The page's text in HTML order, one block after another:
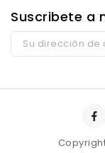
Suscribete a